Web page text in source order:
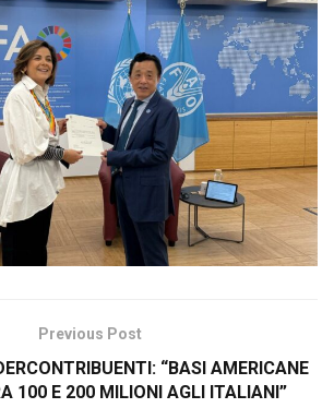
Previous Post
“BASI AMERICANE
100 E 200 MILIONI AGLI ITALIANI”